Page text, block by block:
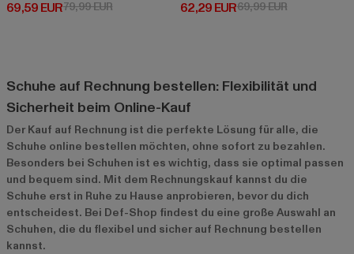
69,59 EUR
Derzeitiger Preis: 69,59 EUR
79,99 EURAktionspreis: 79,99 EUR
62,29 EUR
Derzeitiger Preis: 62,29 EUR
69,99 EURAktionspreis:
Schuhe auf Rechnung bestellen: Flexibilität und
Sicherheit beim Online-Kauf
Der Kauf auf Rechnung ist die perfekte Lösung für alle, die
Schuhe online bestellen möchten, ohne sofort zu bezahlen.
Besonders bei Schuhen ist es wichtig, dass sie optimal passen
und bequem sind. Mit dem Rechnungskauf kannst du die
Schuhe erst in Ruhe zu Hause anprobieren, bevor du dich
entscheidest. Bei Def-Shop findest du eine große Auswahl an
Schuhen, die du flexibel und sicher auf Rechnung bestellen
kannst.